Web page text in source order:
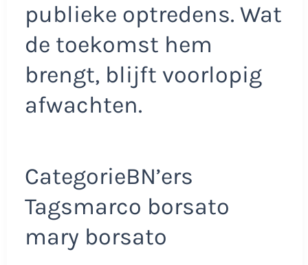
publieke optredens. Wat
de toekomst hem
brengt, blijft voorlopig
afwachten.
CategorieBN’ers
Tagsmarco borsato
mary borsato